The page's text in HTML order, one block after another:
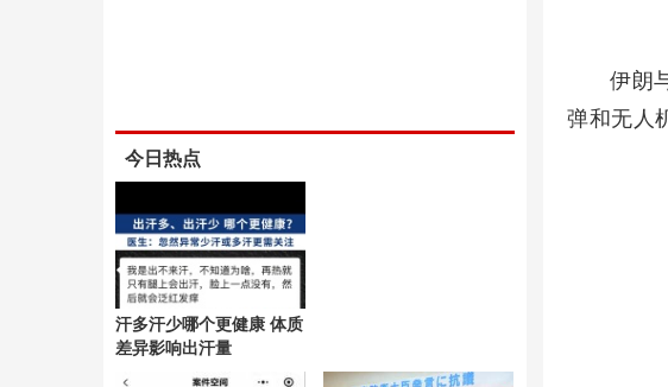
伊朗
弹和无人
今日热点
汗多汗少哪个更健康 体质
差异影响出汗量